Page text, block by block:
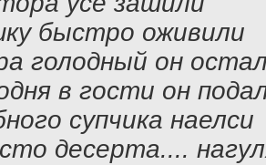
быстро оживили
голодный он
в гости он
супчика наелси
десерта....